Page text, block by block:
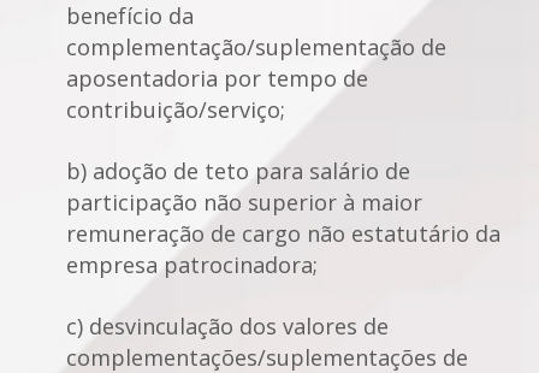
benefício da
complementação/suplementação de
aposentadoria por tempo de
contribuição/serviço;
b) adoção de teto para salário de
participação não superior à maior
remuneração de cargo não estatutário da
empresa patrocinadora;
c) desvinculação dos valores de
complementações/suplementações de